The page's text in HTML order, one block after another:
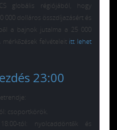
globális régiójából, hogy
000 dolláros összdíjazásért és
a bajnok jutalma a 25 000
felvételeit itt lehet
23:00
csoportkörök.
tól: nyolcaddöntők és